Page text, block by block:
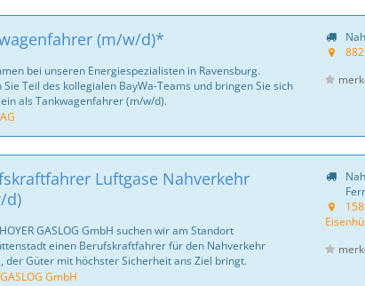
(m/w/d)*
bei unseren Energiespezialisten in Ravensburg.
Sie Teil des kollegialen BayWa-Teams und bringen Sie sich
als Tankwagenfahrer (m/w/d).
Luftgase Nahverkehr
d)
GASLOG GmbH suchen wir am Standort
einen Berufskraftfahrer für den Nahverkehr
der Güter mit höchster Sicherheit ans Ziel bringt.
GmbH